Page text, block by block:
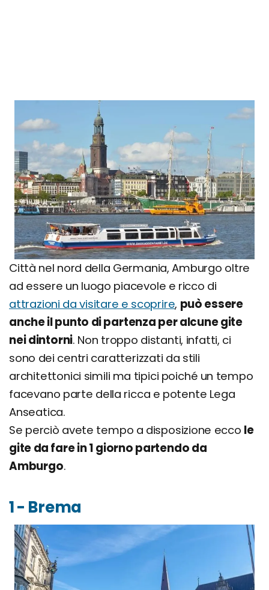
Città nel nord della Germania, Amburgo oltre
ad essere un luogo piacevole e ricco di
attrazioni da visitare e scoprire, può essere
anche il punto di partenza per alcune gite
nei dintorni. Non troppo distanti, infatti, ci
sono dei centri caratterizzati da stili
architettonici simili ma tipici poiché un tempo
facevano parte della ricca e potente Lega
Anseatica.
Se perciò avete tempo a disposizione ecco le
gite da fare in 1 giorno partendo da
Amburgo.
1 - Brema